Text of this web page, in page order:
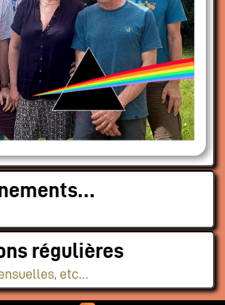
régulières
etc…